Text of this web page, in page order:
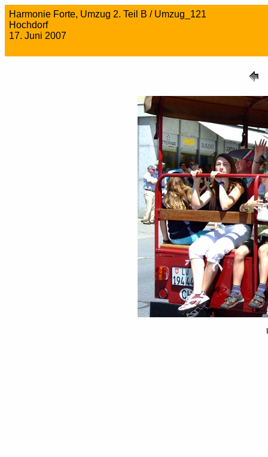
Harmonie Forte, Umzug 2. Teil B / Umzug_121
Hochdorf
17. Juni 2007